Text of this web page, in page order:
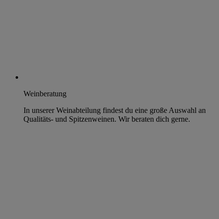
Weinberatung
In unserer Weinabteilung findest du eine große Auswahl an
Qualitäts- und Spitzenweinen. Wir beraten dich gerne.